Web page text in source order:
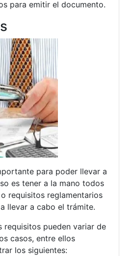
para emitir el documento.
para poder llevar a
es tener a la mano todos
requisitos reglamentarios
llevar a cabo el trámite.
requisitos pueden variar de
casos, entre ellos
los siguientes: